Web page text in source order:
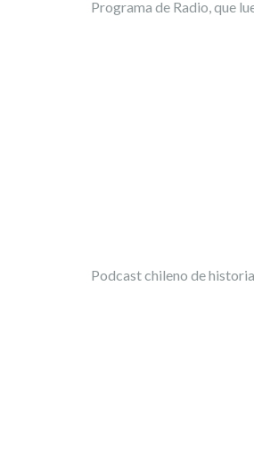
Programa de Radio, que
Podcast chileno de